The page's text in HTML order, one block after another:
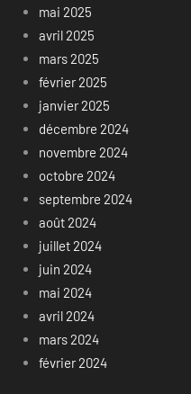
mai 2025
avril 2025
mars 2025
février 2025
janvier 2025
décembre 2024
novembre 2024
octobre 2024
septembre 2024
août 2024
juillet 2024
juin 2024
mai 2024
avril 2024
mars 2024
février 2024